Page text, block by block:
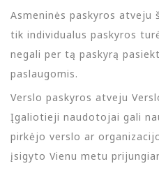
Asmeninės paskyros atveju
tik individualus paskyros
negali per tą paskyrą
paslaugomis.
Verslo paskyros atveju
Įgaliotieji naudotojai gali
pirkėjo verslo ar
įsigyto Vienu metu